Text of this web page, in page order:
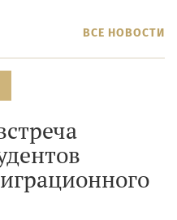
ВСЕ НОВОСТИ